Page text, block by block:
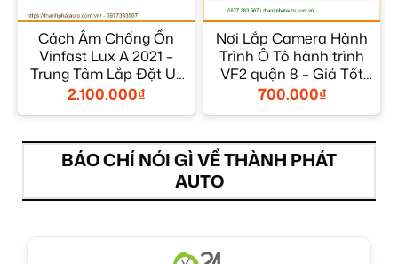
Cách Âm Chống Ồn
Vinfast Lux A 2021 –
Trung Tâm Lắp Đặt Uy
Tín TPHCM
2.100.000₫
Nơi Lắp Camera Hành
Trình Ô Tô hành trình
VF2 quận 8 – Giá Tốt
TPHCM
700.000₫
BÁO CHÍ NÓI GÌ VỀ THÀNH PHÁT
AUTO